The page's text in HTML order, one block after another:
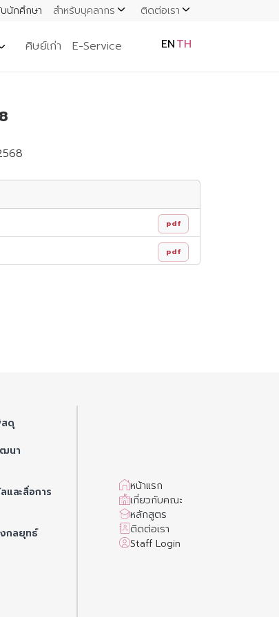
นักศึกษา สำหรับบุคลากร ติดต่อเรา
ศิษย์เก่า E-Service ENTH
pdf
pdf
สดุ
นา
และสื่อการ
กลยุทธ์
หน้าแรก
เกี่ยวกับคณะ
หลักสูตร
ติดต่อเรา
Staff Login